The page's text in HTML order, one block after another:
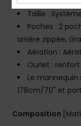
Taille :
Poches : 2
arrière zippée,
Aération :
Ourlet :
Le
178cm/70" et
Composition